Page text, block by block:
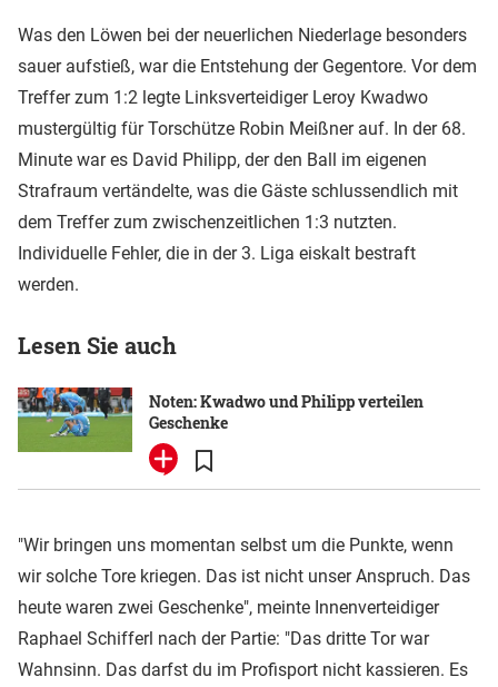
Was den Löwen bei der neuerlichen Niederlage besonders
sauer aufstieß, war die Entstehung der Gegentore. Vor dem
Treffer zum 1:2 legte Linksverteidiger Leroy Kwadwo
mustergültig für Torschütze Robin Meißner auf. In der 68.
Minute war es David Philipp, der den Ball im eigenen
Strafraum vertändelte, was die Gäste schlussendlich mit
dem Treffer zum zwischenzeitlichen 1:3 nutzten.
Individuelle Fehler, die in der 3. Liga eiskalt bestraft
werden.
Lesen Sie auch
Noten: Kwadwo und Philipp verteilen
Geschenke
"Wir bringen uns momentan selbst um die Punkte, wenn
wir solche Tore kriegen. Das ist nicht unser Anspruch. Das
heute waren zwei Geschenke", meinte Innenverteidiger
Raphael Schifferl nach der Partie: "Das dritte Tor war
Wahnsinn. Das darfst du im Profisport nicht kassieren. Es